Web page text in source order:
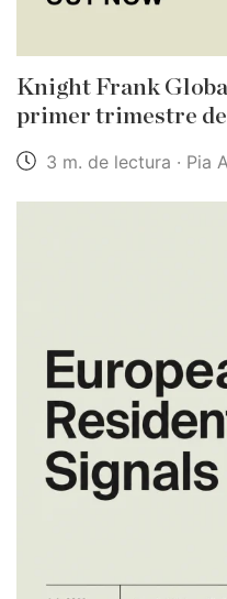
Knight Frank
primer trimestre
3 m. de lectura · Pia